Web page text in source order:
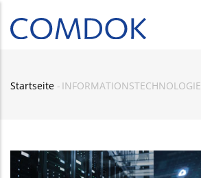
zum
Inhalt
Startseite - INFORMATIONSTECHNOLOGIE